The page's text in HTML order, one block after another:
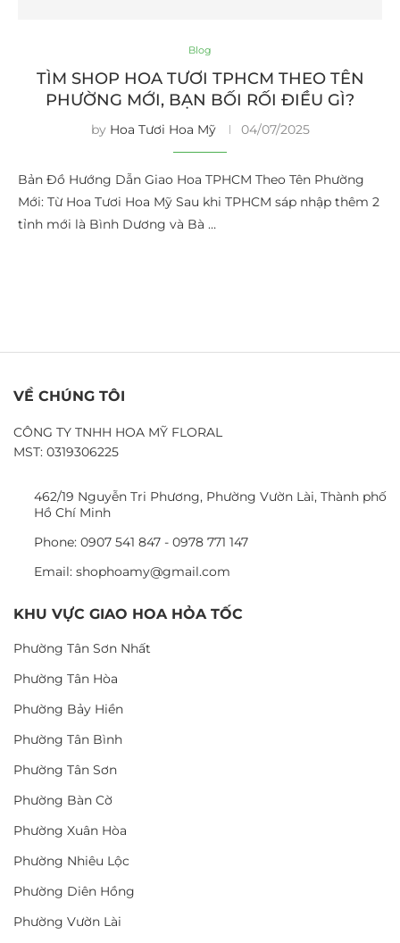
Blog
TÌM SHOP HOA TƯƠI TPHCM THEO TÊN
PHƯỜNG MỚI, BẠN BỐI RỐI ĐIỀU GÌ?
by Hoa Tươi Hoa Mỹ 04/07/2025
Bản Đồ Hướng Dẫn Giao Hoa TPHCM Theo Tên Phường
Mới: Từ Hoa Tươi Hoa Mỹ Sau khi TPHCM sáp nhập thêm 2
tỉnh mới là Bình Dương và Bà …
VỀ CHÚNG TÔI
CÔNG TY TNHH HOA MỸ FLORAL
MST: 0319306225
462/19 Nguyễn Tri Phương, Phường Vườn Lài, Thành phố
Hồ Chí Minh
Phone: 0907 541 847 - 0978 771 147
Email: shophoamy@gmail.com
KHU VỰC GIAO HOA HỎA TỐC
Phường Tân Sơn Nhất
Phường Tân Hòa
Phường Bảy Hiền
Phường Tân Bình
Phường Tân Sơn
Phường Bàn Cờ
Phường Xuân Hòa
Phường Nhiêu Lộc
Phường Diên Hồng
Phường Vườn Lài